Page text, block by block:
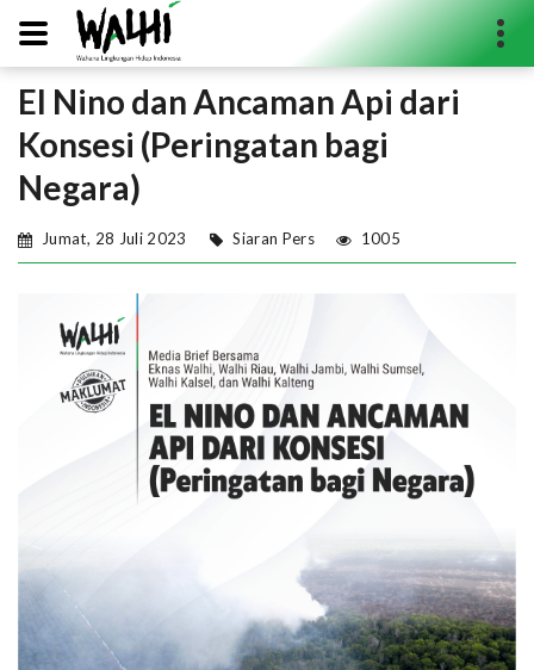
Search...
El Nino dan Ancaman Api dari
Konsesi (Peringatan bagi
Negara)
Jumat, 28 Juli 2023 Siaran Pers 1005